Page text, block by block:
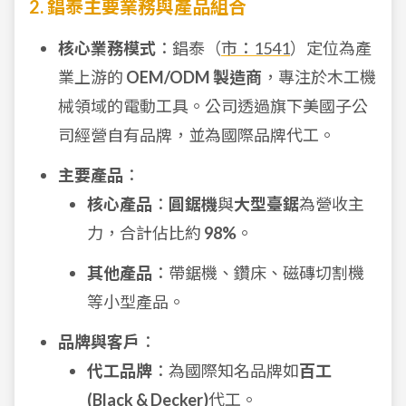
2. 錩泰主要業務與產品組合
核心業務模式 ：錩泰（市：1541）定位為產
業上游的 OEM/ODM 製造商 ，專注於木工機
械領域的電動工具。公司透過旗下美國子公
司經營自有品牌，並為國際品牌代工。
主要產品 ：
核心產品 ： 圓鋸機與大型臺鋸為營收主
力，合計佔比約 98% 。
其他產品 ：帶鋸機、鑽床、磁磚切割機
等小型產品。
品牌與客戶 ：
代工品牌 ：為國際知名品牌如百工
(Black & Decker)代工。